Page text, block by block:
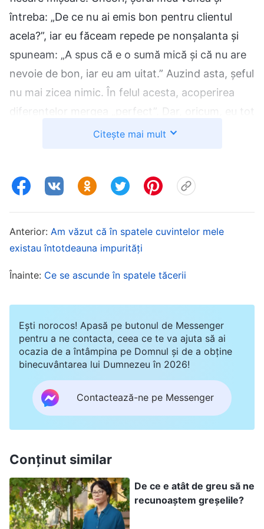
întreba: „De ce nu ai emis bon pentru clientul
acela?”, iar eu făceam repede pe nonșalanta și
spuneam: „A spus că e o sumă mică și că nu are
nevoie de bon, iar eu am uitat.” Auzind asta, șeful
nu mai zicea nimic. În felul acesta, acoperirea
diferențelor mergea „perfect”. Dar, oricum, eu tot
nu eram mulțumită de asta. Când ajungeam
adevărul și să fiu o persoană onestă, dar nu m-
atât de ușor în fața interesului personal. Mă
simțeam oarecum vinovată și conștiința mea era
doar pentru că nu am avut de ales, trebuia să-mi
justificare pentru a mă consola.
Spre surprinderea mea, în următoarele câteva
zile, mi s-au întâmplat unele lucruri neașteptate.
Unii clienți chiar au schimbat etichetele de preț
de pe articole, și pentru că unele articole nu
aveau coduri de bare, iar eu nu am recunoscut
a ajuns să se vândă cu 5 dolari. A mai fost și un
cec de peste 400 de dolari, pe care l-am
acceptat fără semnătura clientului. Șeful meu a
aflat despre toate aceste incidente. Eram
Citește mai mult
Anterior: Am văzut că în spatele cuvintelor mele
existau întotdeauna impurități
Înainte: Ce se ascunde în spatele tăcerii
Ești norocos! Apasă pe butonul de Messenger
pentru a ne contacta, ceea ce te va ajuta să ai
ocazia de a întâmpina pe Domnul și de a obține
binecuvântarea lui Dumnezeu în 2026!
Contactează-ne pe Messenger
Conținut similar
De ce e atât de greu să ne
recunoaștem greșelile?